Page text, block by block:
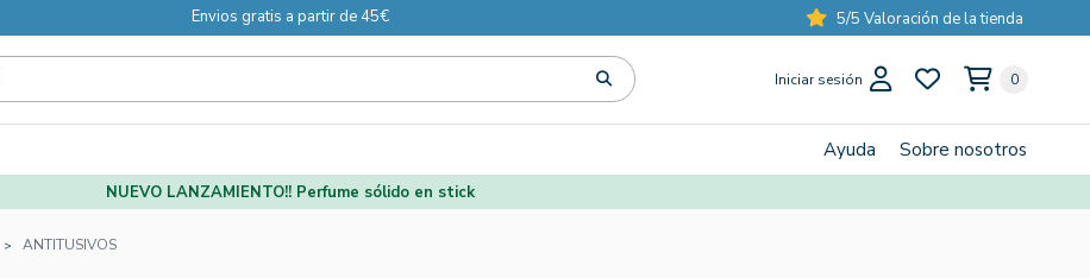
Envios gratis a partir de 45€ 5/5 Valoración de la tienda
Iniciar sesión 0
Ayuda Sobre nosotros
NUEVO LANZAMIENTO!! Perfume sólido en stick
ANTITUSIVOS